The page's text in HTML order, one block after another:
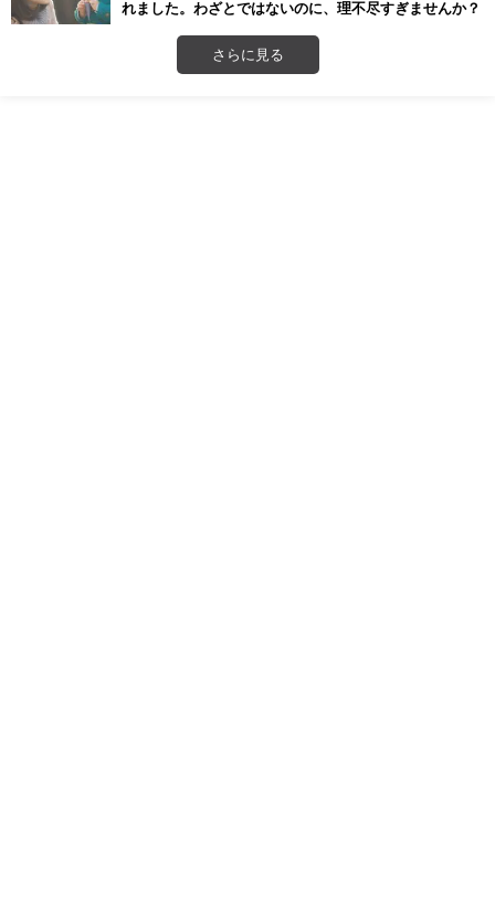
れました。わざとではないのに、理不尽すぎませんか？
さらに見る